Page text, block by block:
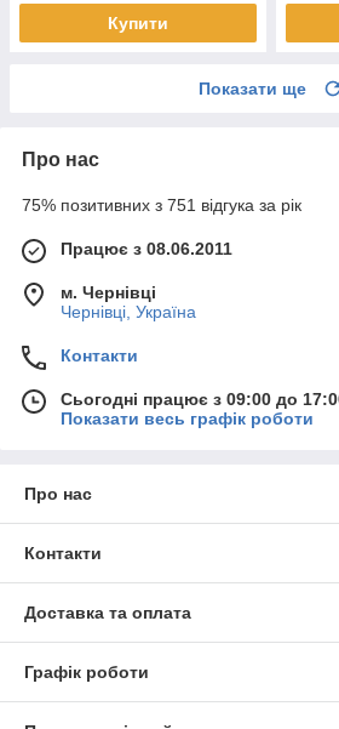
Купити
Показати ще
Про нас
75% позитивних з 751 відгука за рік
Працює з 08.06.2011
м. Чернівці
Чернівці, Україна
Контакти
Сьогодні працює з 09:00 до
Показати весь графік роботи
Про нас
Контакти
Доставка та оплата
Графік роботи